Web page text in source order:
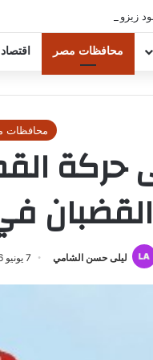
زيزو والشناوي
محافظات مصر اقتصاد
محافظات
القضبان
ليلى حسن الشامي 7 يونيو 2026